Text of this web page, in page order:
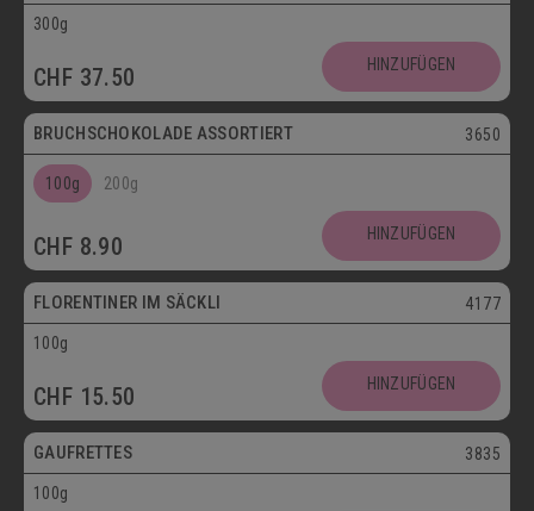
300g
CHF 37.50 HINZUFÜGEN
Postversand
BRUCHSCHOKOLADE ASSORTIERT 3650
100g 200g
CHF 8.90 HINZUFÜGEN
Postversand
FLORENTINER IM SÄCKLI 4177
100g
CHF 15.50 HINZUFÜGEN
Postversand
GAUFRETTES 3835
100g